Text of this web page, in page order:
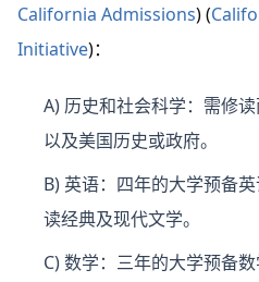
California Admissions)(
Initiative)​：
A) 历史和社会科学：需修
以及美国历史或政府。
B) 英语：四年的大学预备
读经典及现代文学。
C) 数学：三年的大学预备